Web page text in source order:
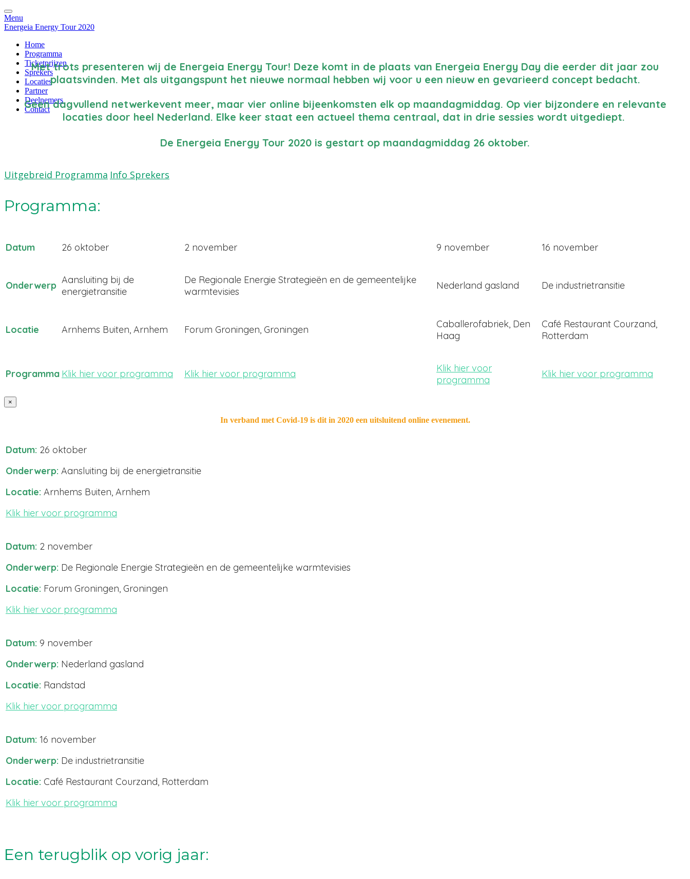
Menu
Energeia Energy Tour 2020
Home
Programma
Ticketprijzen
Sprekers
Locaties
Partner
Deelnemers
Contact
Met trots presenteren wij de Energeia Energy Tour! Deze komt in de plaats van Energeia Energy Day die eerder dit jaar zou
plaatsvinden. Met als uitgangspunt het nieuwe normaal hebben wij voor u een nieuw en gevarieerd concept bedacht.
Geen dagvullend netwerkevent meer, maar vier online bijeenkomsten elk op maandagmiddag. Op vier bijzondere en relevante
locaties door heel Nederland. Elke keer staat een actueel thema centraal, dat in drie sessies wordt uitgediept.
De Energeia Energy Tour 2020 is gestart op maandagmiddag 26 oktober.
Uitgebreid Programma Info Sprekers
Programma:
Datum 26 oktober 2 november 9 november 16 november
Onderwerp Aansluiting bij de
energietransitie
De Regionale Energie Strategieën en de gemeentelijke
warmtevisies
Nederland gasland De industrietransitie
Locatie Arnhems Buiten, Arnhem Forum Groningen, Groningen
Caballerofabriek, Den
Haag
Café Restaurant Courzand,
Rotterdam
Programma Klik hier voor programma Klik hier voor programma
Klik hier voor
programma
Klik hier voor programma
×
In verband met Covid-19 is dit in 2020 een uitsluitend online evenement.
Datum: 26 oktober
Onderwerp: Aansluiting bij de energietransitie
Locatie: Arnhems Buiten, Arnhem
Klik hier voor programma
Datum: 2 november
Onderwerp: De Regionale Energie Strategieën en de gemeentelijke warmtevisies
Locatie: Forum Groningen, Groningen
Klik hier voor programma
Datum: 9 november
Onderwerp: Nederland gasland
Locatie: Randstad
Klik hier voor programma
Datum: 16 november
Onderwerp: De industrietransitie
Locatie: Café Restaurant Courzand, Rotterdam
Klik hier voor programma
Een terugblik op vorig jaar: